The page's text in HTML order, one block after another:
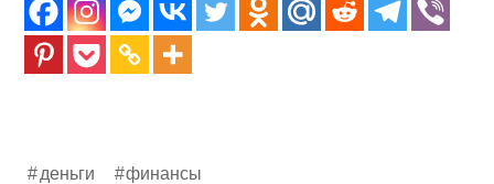
деньги финансы